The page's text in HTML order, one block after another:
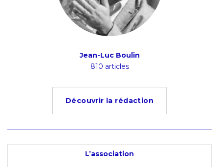
Jean-Luc Boulin
810 articles
Découvrir la rédaction
L’association